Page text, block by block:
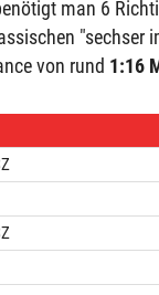
man 6
"sechser
von rund 1:16